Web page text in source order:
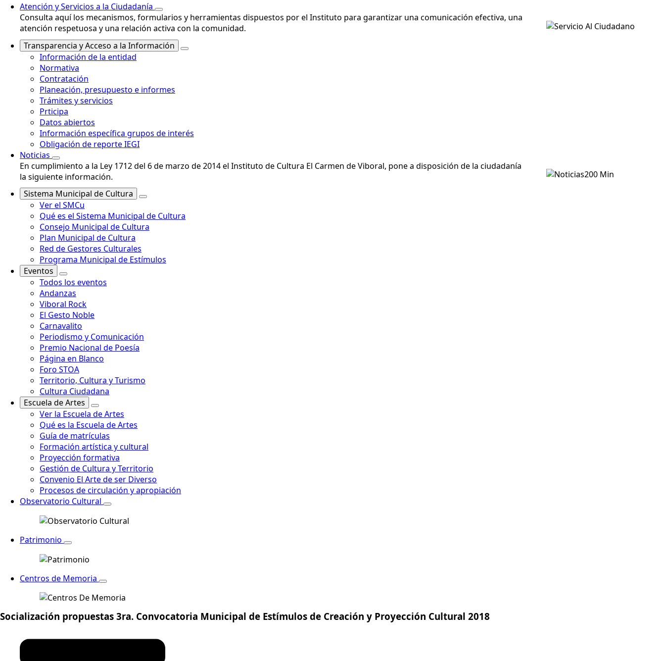
Atención y Servicios a la Ciudadanía
Consulta aquí los mecanismos, formularios y herramientas dispuestos por el Instituto para garantizar una comunicación efectiva, una
atención respetuosa y una relación activa con la comunidad.
Transparencia y Acceso a la Información
Información de la entidad
Normativa
Contratación
Planeación, presupuesto e informes
Trámites y servicios
Prticipa
Datos abiertos
Información específica grupos de interés
Obligación de reporte IEGI
Noticias
En cumplimiento a la Ley 1712 del 6 de marzo de 2014 el Instituto de Cultura El Carmen de Viboral, pone a disposición de la ciudadanía
la siguiente información.
Sistema Municipal de Cultura
Ver el SMCu
Qué es el Sistema Municipal de Cultura
Consejo Municipal de Cultura
Plan Municipal de Cultura
Red de Gestores Culturales
Programa Municipal de Estímulos
Eventos
Todos los eventos
Andanzas
Viboral Rock
El Gesto Noble
Carnavalito
Periodismo y Comunicación
Premio Nacional de Poesía
Página en Blanco
Foro STOA
Territorio, Cultura y Turismo
Cultura Ciudadana
Escuela de Artes
Ver la Escuela de Artes
Qué es la Escuela de Artes
Guía de matrículas
Formación artística y cultural
Proyección formativa
Gestión de Cultura y Territorio
Convenio El Arte de ser Diverso
Procesos de circulación y apropiación
Observatorio Cultural
Patrimonio
Centros de Memoria
Socialización propuestas 3ra. Convocatoria Municipal de Estímulos de Creación y Proyección Cultural 2018